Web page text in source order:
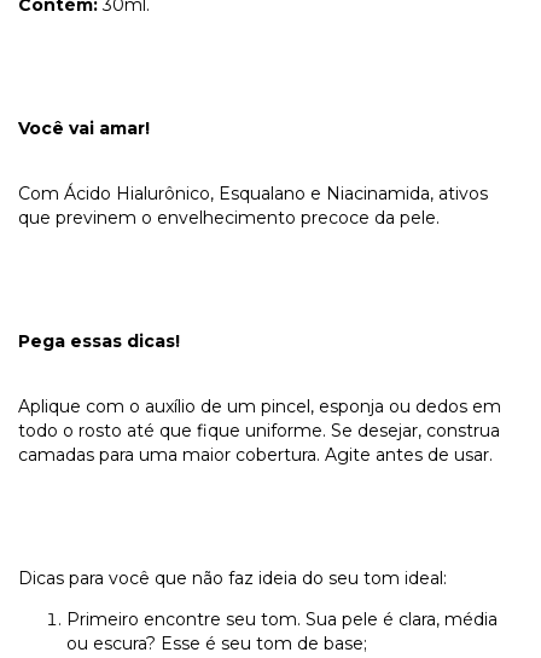
Contém:30ml.
Você vai amar!
Com Ácido Hialurônico, Esqualano e Niacinamida, ativos
que previnem o envelhecimento precoce da pele.
Pega essas dicas!
Aplique com o auxílio de um pincel, esponja ou dedos em
todo o rosto até que fique uniforme. Se desejar, construa
camadas para uma maior cobertura. Agite antes de usar.
Dicas para você que não faz ideia do seu tom ideal:
Primeiro encontre seu tom. Sua pele é clara, média
ou escura? Esse é seu tom de base;